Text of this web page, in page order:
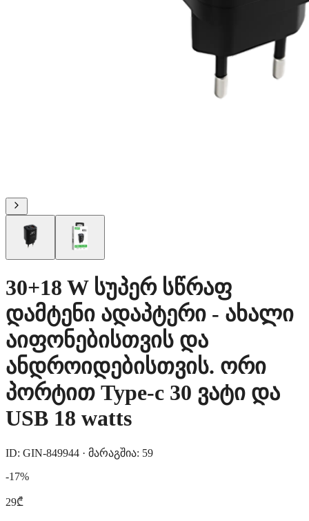
30+18 W სუპერ სწრაფ
დამტენი ადაპტერი - ახალი
აიფონებისთვის და
ანდროიდებისთვის. ორი
პორტით Type-c 30 ვატი და
USB 18 watts
ID: GIN-849944 · მარაგშია: 59
-17%
29₾